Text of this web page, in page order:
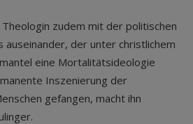
zudem mit der politischen
auseinander, der unter christlichem
eine Mortalitätsideologie
Inszenierung der
gefangen, macht ihn